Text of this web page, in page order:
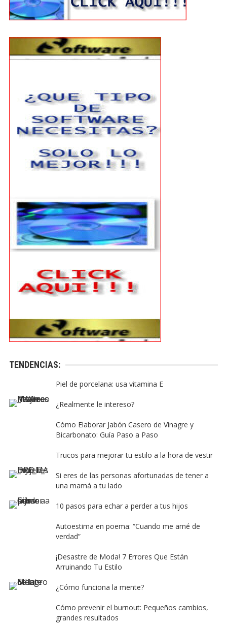
TENDENCIAS:
Piel de porcelana: usa vitamina E
¿Realmente le intereso?
Cómo Elaborar Jabón Casero de Vinagre y
Bicarbonato: Guía Paso a Paso
Trucos para mejorar tu estilo a la hora de vestir
Si eres de las personas afortunadas de tener a
una mamá a tu lado
10 pasos para echar a perder a tus hijos
Autoestima en poema: “Cuando me amé de
verdad”
¡Desastre de Moda! 7 Errores Que Están
Arruinando Tu Estilo
¿Cómo funciona la mente?
Cómo prevenir el burnout: Pequeños cambios,
grandes resultados